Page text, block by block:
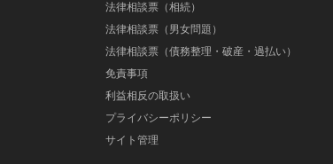
法律相談票（相続）
法律相談票（男女問題）
法律相談票（債務整理・破産・過払い）
免責事項
利益相反の取扱い
プライバシーポリシー
サイト管理